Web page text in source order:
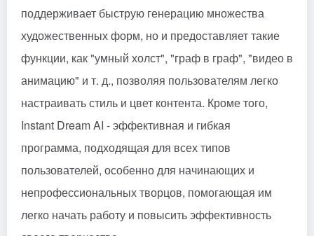
поддерживает быструю генерацию множества
художественных форм, но и предоставляет такие
функции, как "умный холст", "граф в граф", "видео в
анимацию" и т. д., позволяя пользователям легко
настраивать стиль и цвет контента. Кроме того,
Instant Dream AI - эффективная и гибкая
программа, подходящая для всех типов
пользователей, особенно для начинающих и
непрофессиональных творцов, помогающая им
легко начать работу и повысить эффективность